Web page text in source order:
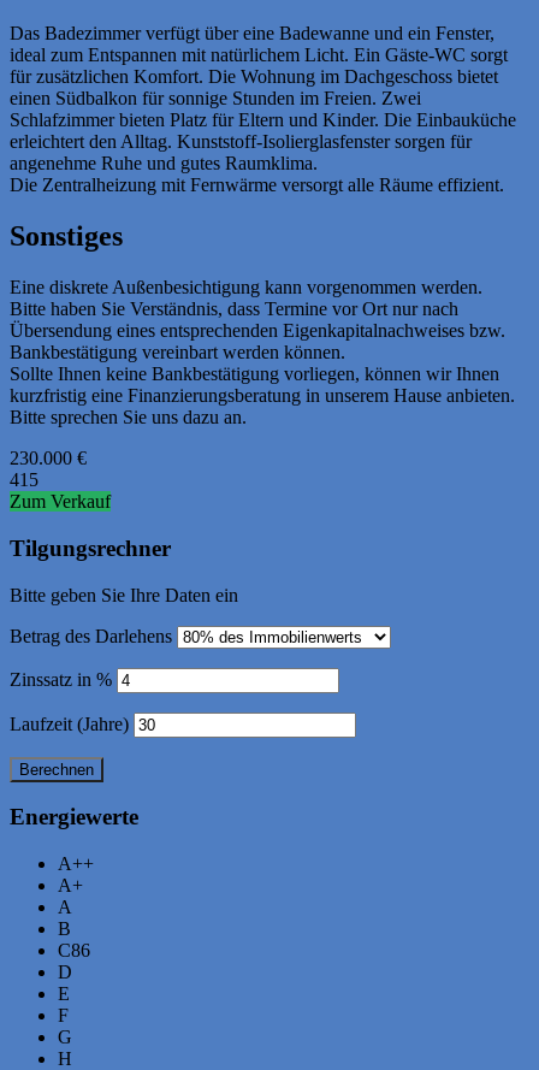
Das Badezimmer verfügt über eine Badewanne und ein Fenster,
ideal zum Entspannen mit natürlichem Licht. Ein Gäste-WC sorgt
für zusätzlichen Komfort. Die Wohnung im Dachgeschoss bietet
einen Südbalkon für sonnige Stunden im Freien. Zwei
Schlafzimmer bieten Platz für Eltern und Kinder. Die Einbauküche
erleichtert den Alltag. Kunststoff-Isolierglasfenster sorgen für
angenehme Ruhe und gutes Raumklima.
Die Zentralheizung mit Fernwärme versorgt alle Räume effizient.
Sonstiges
Eine diskrete Außenbesichtigung kann vorgenommen werden.
Bitte haben Sie Verständnis, dass Termine vor Ort nur nach
Übersendung eines entsprechenden Eigenkapitalnachweises bzw.
Bankbestätigung vereinbart werden können.
Sollte Ihnen keine Bankbestätigung vorliegen, können wir Ihnen
kurzfristig eine Finanzierungsberatung in unserem Hause anbieten.
Bitte sprechen Sie uns dazu an.
230.000 €
415
Zum Verkauf
Tilgungsrechner
Bitte geben Sie Ihre Daten ein
Betrag des Darlehens
Zinssatz in %
Laufzeit (Jahre)
Energiewerte
A++
A+
A
B
C86
D
E
F
G
H